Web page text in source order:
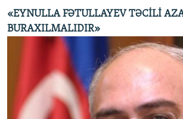
«EYNULLA FƏTULLAYEV TƏCİLİ
BURAXILMALIDIR»